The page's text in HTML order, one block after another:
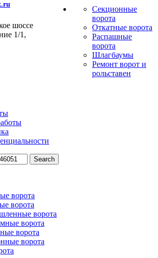
шоссе
1/1,
Секционные
ворота
Откатные ворота
Распашные
ворота
Шлагбаумы
Ремонт ворот и
рольставен
Search
ворота
ворота
ворота
ворота
ворота
ворота